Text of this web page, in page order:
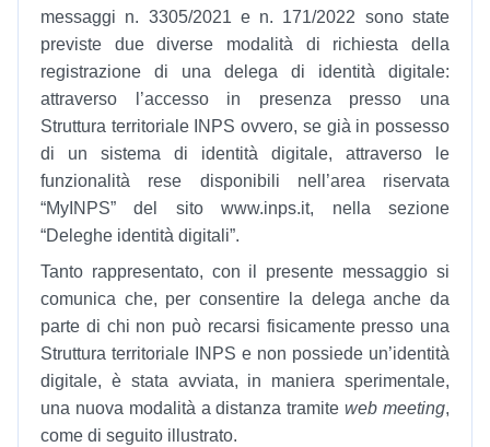
messaggi n. 3305/2021 e n. 171/2022 sono state
previste due diverse modalità di richiesta della
registrazione di una delega di identità digitale:
attraverso l’accesso in presenza presso una
Struttura territoriale INPS ovvero, se già in possesso
di un sistema di identità digitale, attraverso le
funzionalità rese disponibili nell’area riservata
“MyINPS” del sito www.inps.it, nella sezione
“Deleghe identità digitali”.
Tanto rappresentato, con il presente messaggio si
comunica che, per consentire la delega anche da
parte di chi non può recarsi fisicamente presso una
Struttura territoriale INPS e non possiede un’identità
digitale, è stata avviata, in maniera sperimentale,
una nuova modalità a distanza tramiteweb meeting,
come di seguito illustrato.